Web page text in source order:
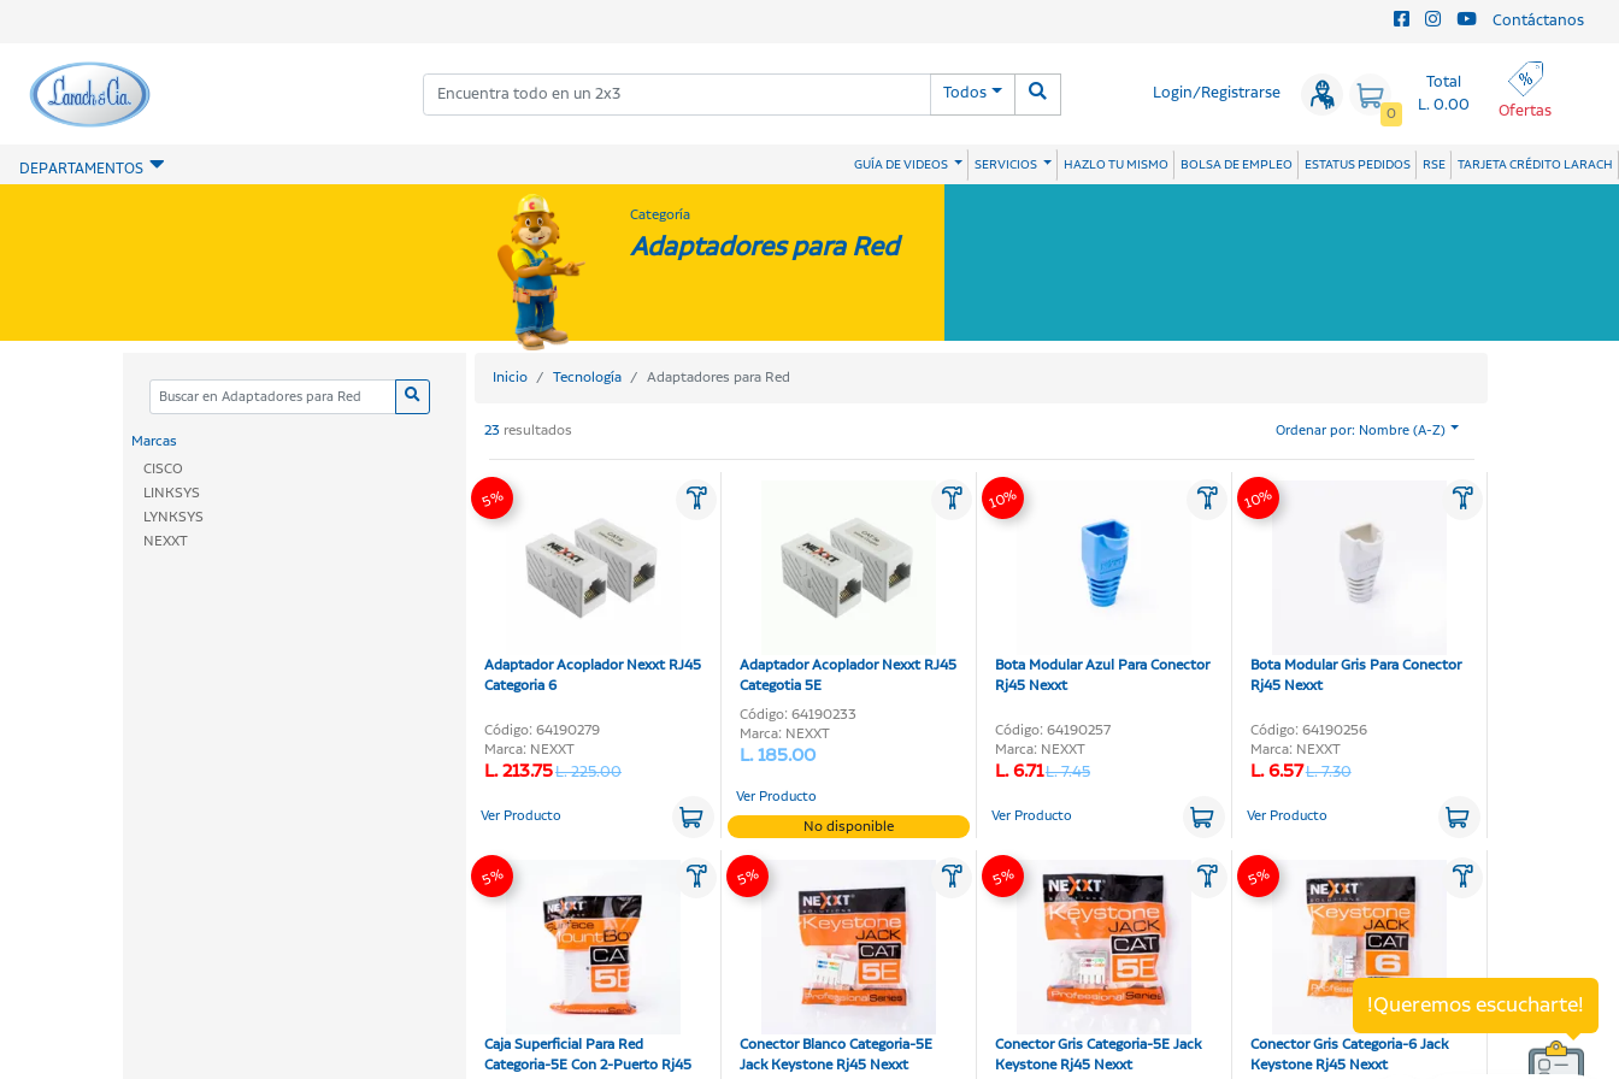
Contáctanos
Todos Login/Registrarse
0
Total
L. 0.00
Ofertas
DEPARTAMENTOS GUÍA DE VIDEOS SERVICIOS HAZLO TU MISMO BOLSA DE EMPLEO ESTATUS PEDIDOS RSE TARJETA CRÉDITO LARACH
Categoría
Adaptadores para Red
Marcas
CISCO
LINKSYS
LYNKSYS
NEXXT
Inicio Tecnología Adaptadores para Red
23 resultados Ordenar por: Nombre (A-Z)
5%
Adaptador Acoplador Nexxt RJ45
Categoria 6
Código: 64190279
Marca: NEXXT
L. 213.75L. 225.00
Ver Producto
Adaptador Acoplador Nexxt RJ45
Categotia 5E
Código: 64190233
Marca: NEXXT
L. 185.00
Ver Producto
No disponible
10%
Bota Modular Azul Para Conector
Rj45 Nexxt
Código: 64190257
Marca: NEXXT
L. 6.71L. 7.45
Ver Producto
10%
Bota Modular Gris Para Conector
Rj45 Nexxt
Código: 64190256
Marca: NEXXT
L. 6.57L. 7.30
Ver Producto
5%
Caja Superficial Para Red
Categoria-5E Con 2-Puerto Rj45
5%
Conector Blanco Categoria-5E
Jack Keystone Rj45 Nexxt
5%
Conector Gris Categoria-5E Jack
Keystone Rj45 Nexxt
5%
Conector Gris Categoria-6 Jack
Keystone Rj45 Nexxt
!Queremos escucharte!